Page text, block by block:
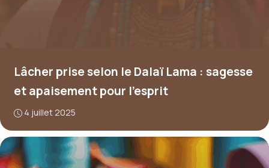
Lâcher prise selon le Dalaï Lama : sagesse
et apaisement pour l’esprit
4 juillet 2025